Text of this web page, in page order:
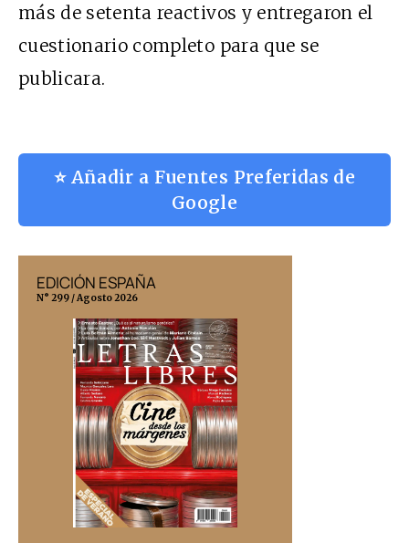
más de setenta reactivos y entregaron el
cuestionario completo para que se
publicara.
⭐ Añadir a Fuentes Preferidas de
Google
EDICIÓN ESPAÑA
N° 299 / Agosto 2026